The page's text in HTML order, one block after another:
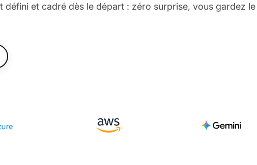
défini et cadré dès le départ : zéro surprise, vous gardez le